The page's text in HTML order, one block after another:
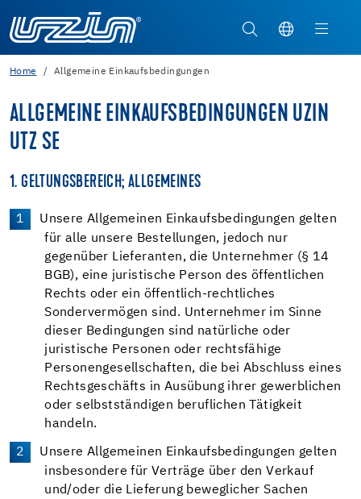
Home Allgemeine Einkaufsbedingungen
ALLGEMEINE EINKAUFSBEDINGUNGEN UZIN
UTZ SE
1. GELTUNGSBEREICH; ALLGEMEINES
Unsere Allgemeinen Einkaufsbedingungen gelten
für alle unsere Bestellungen, jedoch nur
gegenüber Lieferanten, die Unternehmer (§ 14
BGB), eine juristische Person des öffentlichen
Rechts oder ein öffentlich-rechtliches
Sondervermögen sind. Unternehmer im Sinne
dieser Bedingungen sind natürliche oder
juristische Personen oder rechtsfähige
Personengesellschaften, die bei Abschluss eines
Rechtsgeschäfts in Ausübung ihrer gewerblichen
oder selbstständigen beruflichen Tätigkeit
handeln.
Unsere Allgemeinen Einkaufsbedingungen gelten
insbesondere für Verträge über den Verkauf
und/oder die Lieferung beweglicher Sachen